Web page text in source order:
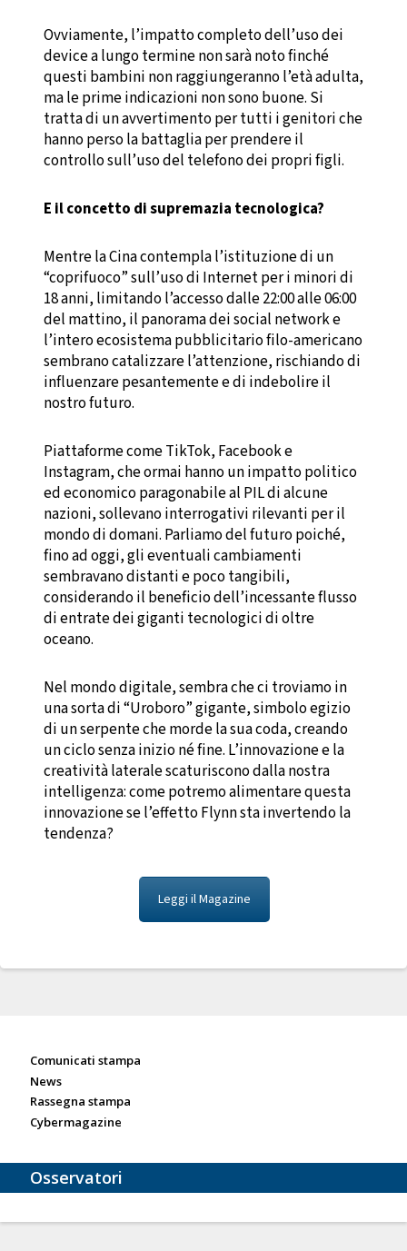
Ovviamente, l’impatto completo dell’uso dei
device a lungo termine non sarà noto finché
questi bambini non raggiungeranno l’età adulta,
ma le prime indicazioni non sono buone. Si
tratta di un avvertimento per tutti i genitori che
hanno perso la battaglia per prendere il
controllo sull’uso del telefono dei propri figli.
E il concetto di supremazia tecnologica?
Mentre la Cina contempla l’istituzione di un
“coprifuoco” sull’uso di Internet per i minori di
18 anni, limitando l’accesso dalle 22:00 alle 06:00
del mattino, il panorama dei social network e
l’intero ecosistema pubblicitario filo-americano
sembrano catalizzare l’attenzione, rischiando di
influenzare pesantemente e di indebolire il
nostro futuro.
Piattaforme come TikTok, Facebook e
Instagram, che ormai hanno un impatto politico
ed economico paragonabile al PIL di alcune
nazioni, sollevano interrogativi rilevanti per il
mondo di domani. Parliamo del futuro poiché,
fino ad oggi, gli eventuali cambiamenti
sembravano distanti e poco tangibili,
considerando il beneficio dell’incessante flusso
di entrate dei giganti tecnologici di oltre
oceano.
Nel mondo digitale, sembra che ci troviamo in
una sorta di “Uroboro” gigante, simbolo egizio
di un serpente che morde la sua coda, creando
un ciclo senza inizio né fine. L’innovazione e la
creatività laterale scaturiscono dalla nostra
intelligenza: come potremo alimentare questa
innovazione se l’effetto Flynn sta invertendo la
tendenza?
Leggi il Magazine
Comunicati stampa
News
Rassegna stampa
Cybermagazine
Osservatori